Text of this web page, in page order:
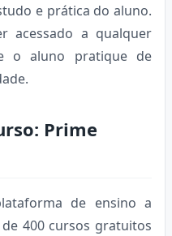
e prática do aluno.
acessado a qualquer
o aluno pratique de
Prime
de ensino a
400 cursos gratuitos